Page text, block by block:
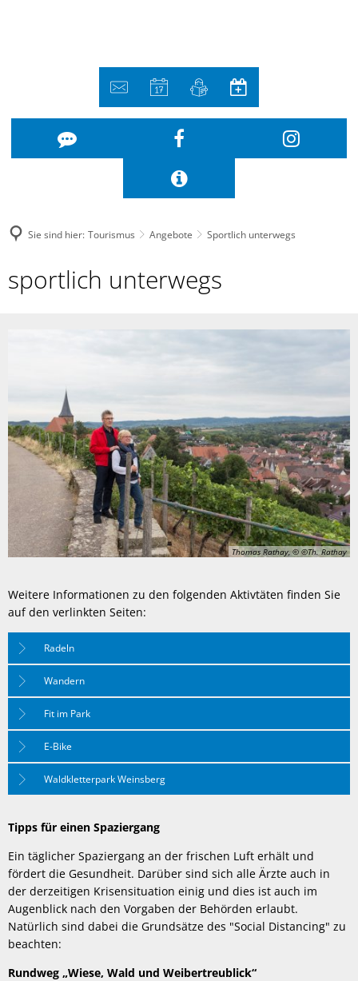
Sie sind hier: Tourismus Angebote Sportlich unterwegs
Sportlich
sportlich unterwegs
Thomas Rathay, © ©Th. Rathay
Weitere Informationen zu den folgenden Aktivtäten finden Sie
auf den verlinkten Seiten:
Radeln
Wandern
Fit im Park
E-Bike
Waldkletterpark Weinsberg
Tipps für einen Spaziergang
Ein täglicher Spaziergang an der frischen Luft erhält und
fördert die Gesundheit. Darüber sind sich alle Ärzte auch in
der derzeitigen Krisensituation einig und dies ist auch im
Augenblick nach den Vorgaben der Behörden erlaubt.
Natürlich sind dabei die Grundsätze des "Social Distancing" zu
beachten:
Rundweg „Wiese, Wald und Weibertreublick“